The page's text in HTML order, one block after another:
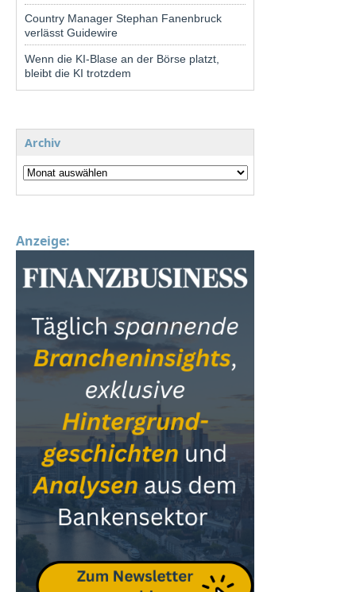
Country Manager Stephan Fanenbruck
verlässt Guidewire
Wenn die KI-Blase an der Börse platzt,
bleibt die KI trotzdem
Archiv
Anzeige: